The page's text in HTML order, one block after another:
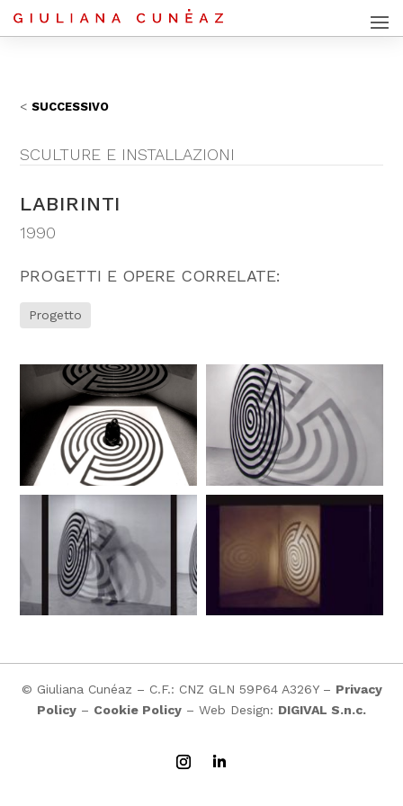
SUCCESSIVO
SCULTURE E INSTALLAZIONI
LABIRINTI
1990
PROGETTI E OPERE CORRELATE:
Progetto
© Giuliana Cunéaz – C.F.: CNZ GLN 59P64 A326Y – Privacy
Policy – Cookie Policy – Web Design: DIGIVAL S.n.c.